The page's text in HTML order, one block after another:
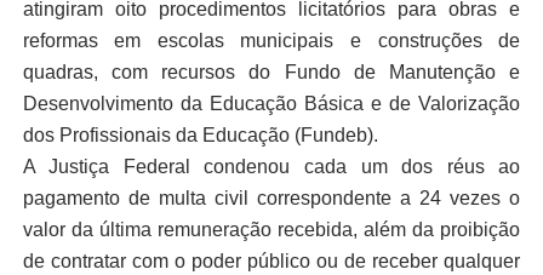
atingiram oito procedimentos licitatórios para obras e
reformas em escolas municipais e construções de
quadras, com recursos do Fundo de Manutenção e
Desenvolvimento da Educação Básica e de Valorização
dos Profissionais da Educação (Fundeb).
A Justiça Federal condenou cada um dos réus ao
pagamento de multa civil correspondente a 24 vezes o
valor da última remuneração recebida, além da proibição
de contratar com o poder público ou de receber qualquer